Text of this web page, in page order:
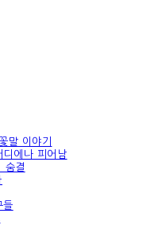
이야기
에나 피어남
숨결
들